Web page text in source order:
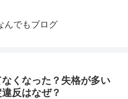
んでもブログ
くなった？失格が多い
反はなぜ？